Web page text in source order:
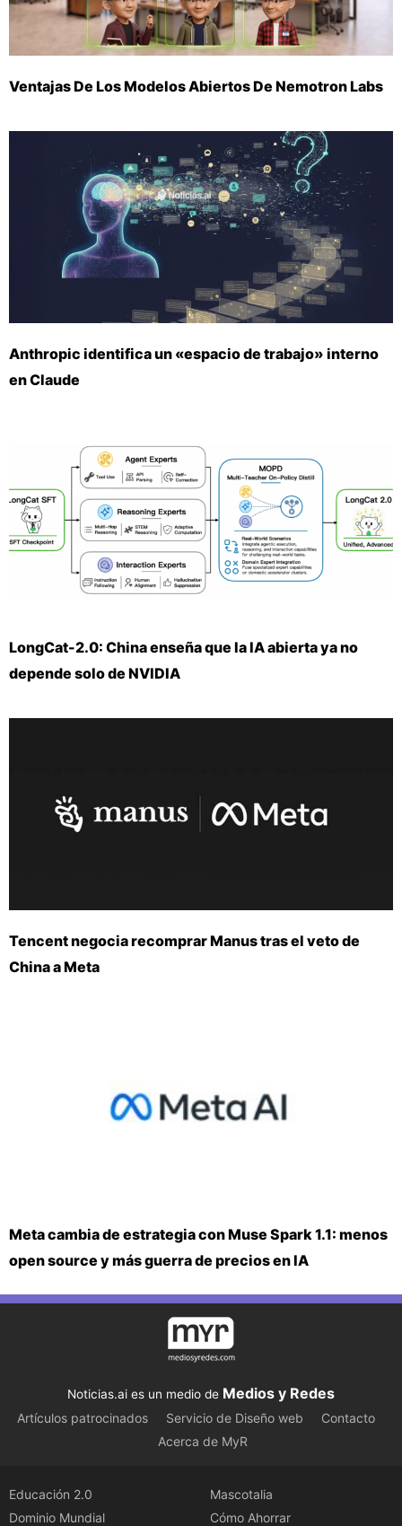
Ventajas De Los Modelos Abiertos De Nemotron Labs
Anthropic identifica un «espacio de trabajo» interno
en Claude
LongCat-2.0: China enseña que la IA abierta ya no
depende solo de NVIDIA
Tencent negocia recomprar Manus tras el veto de
China a Meta
Meta cambia de estrategia con Muse Spark 1.1: menos
open source y más guerra de precios en IA
Noticias.ai es un medio de Medios y Redes
Artículos patrocinados Servicio de Diseño web
Contacto
Acerca de MyR
Educación 2.0
Dominio Mundial
Mascotalia
Cómo Ahorrar